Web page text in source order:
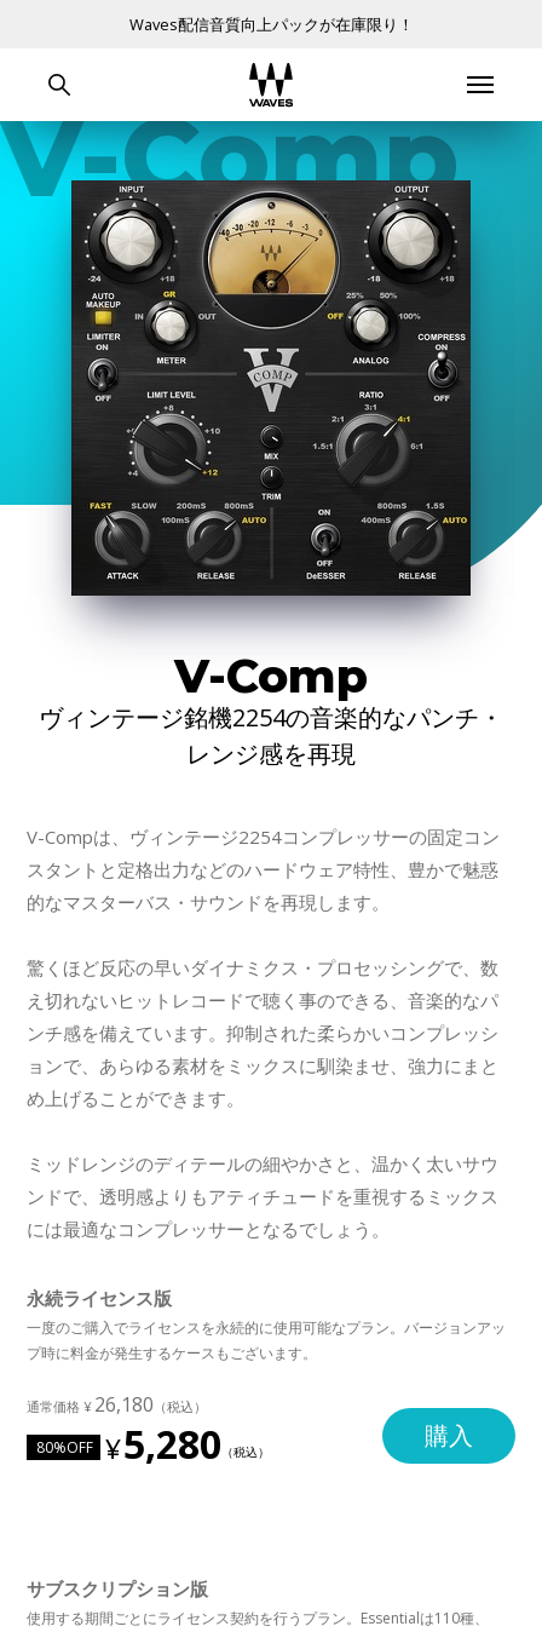
Waves配信音質向上パックが在庫限り！
V-Comp
V-Comp
ヴィンテージ銘機2254の音楽的なパンチ・
レンジ感を再現
V-Compは、ヴィンテージ2254コンプレッサーの固定コン
スタントと定格出力などのハードウェア特性、豊かで魅惑
的なマスターバス・サウンドを再現します。
驚くほど反応の早いダイナミクス・プロセッシングで、数
え切れないヒットレコードで聴く事のできる、音楽的なパ
ンチ感を備えています。抑制された柔らかいコンプレッシ
ョンで、あらゆる素材をミックスに馴染ませ、強力にまと
め上げることができます。
ミッドレンジのディテールの細やかさと、温かく太いサウ
ンドで、透明感よりもアティチュードを重視するミックス
には最適なコンプレッサーとなるでしょう。
永続ライセンス版
一度のご購入でライセンスを永続的に使用可能なプラン。バージョンアッ
プ時に料金が発生するケースもございます。
26,180
80%OFF 5,280 購入
サブスクリプション版
使用する期間ごとにライセンス契約を行うプラン。Essentialは110種、